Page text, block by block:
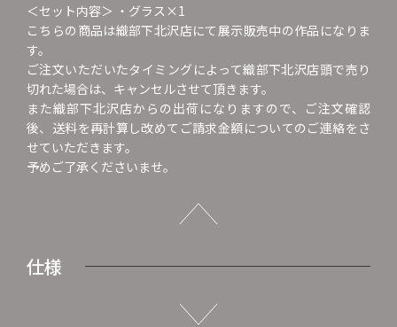
＜セット内容＞ ・グラス×1
こちらの商品は織部下北沢店にて展示販売中の作品になりま
す。
ご注文いただいたタイミングによって織部下北沢店頭で売り
切れた場合は、キャンセルさせて頂きます。
また織部下北沢店からの出荷になりますので、ご注文確認
後、送料を再計算し改めてご請求金額についてのご連絡をさ
せていただきます。
予めご了承くださいませ。
仕様